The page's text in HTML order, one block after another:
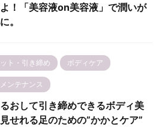
！「美容液on美容液」で潤いが
。
ト・引き締め ボディケア
ンテナンス
おして引き締めできるボディ美
せれる足のための”かかとケア”